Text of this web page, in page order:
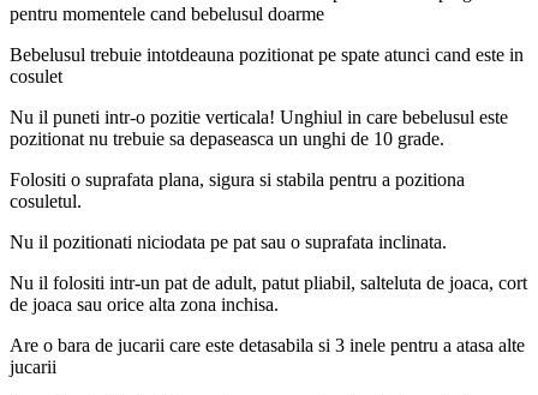
pentru momentele cand bebelusul doarme
Bebelusul trebuie intotdeauna pozitionat pe spate atunci cand este in
cosulet
Nu il puneti intr-o pozitie verticala! Unghiul in care bebelusul este
pozitionat nu trebuie sa depaseasca un unghi de 10 grade.
Folositi o suprafata plana, sigura si stabila pentru a pozitiona
cosuletul.
Nu il pozitionati niciodata pe pat sau o suprafata inclinata.
Nu il folositi intr-un pat de adult, patut pliabil, salteluta de joaca, cort
de joaca sau orice alta zona inchisa.
Are o bara de jucarii care este detasabila si 3 inele pentru a atasa alte
jucarii